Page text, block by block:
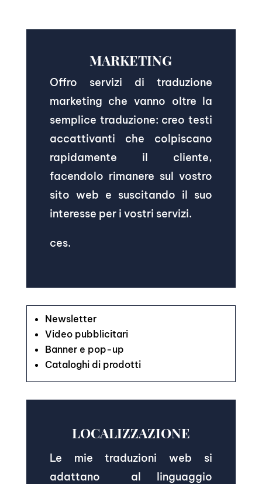
MARKETING
Offro servizi di traduzione
marketing che vanno oltre la
semplice traduzione: creo testi
accattivanti che colpiscano
rapidamente il cliente,
facendolo rimanere sul vostro
sito web e suscitando il suo
interesse per i vostri servizi.
ces.
Newsletter
Video pubblicitari
Banner e pop-up
Cataloghi di prodotti
LOCALIZZAZIONE
Le mie traduzioni web si
adattano al linguaggio